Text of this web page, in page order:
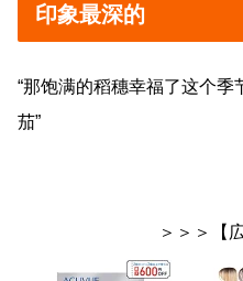
印象最深的
“那饱满的稻穗幸福了这个
茄”
＞＞＞【